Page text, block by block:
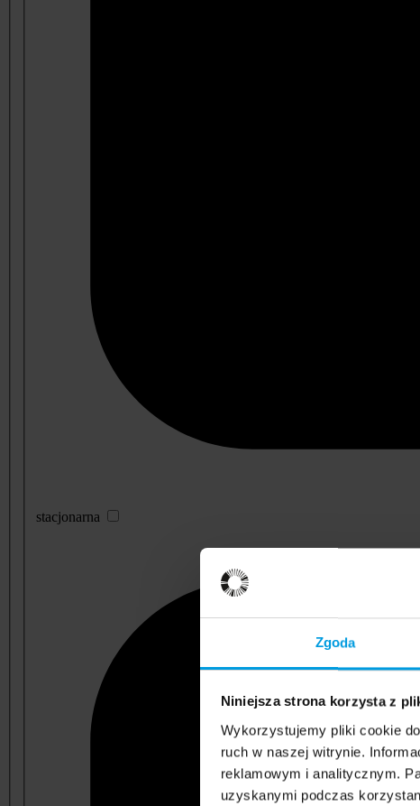
Zgoda
Niniejsza strona korzysta z
Wykorzystujemy pliki cookie
ruch w naszej witrynie.
reklamowym i analitycznym.
uzyskanymi podczas
stacjonarna